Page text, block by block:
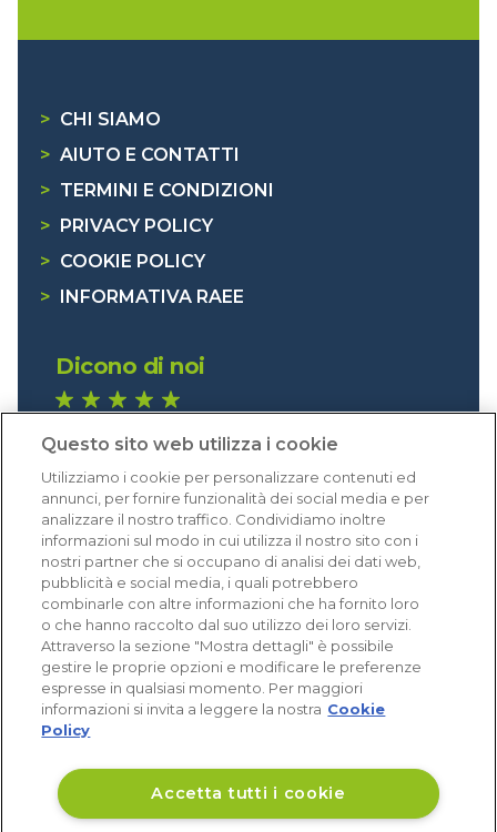
> CHI SIAMO
> AIUTO E CONTATTI
> TERMINI E CONDIZIONI
>
PRIVACY POLICY
> COOKIE POLICY
>
INFORMATIVA RAEE
Dicono di noi
Eccellente (4,8)
Acquisti verificati
Questo sito web utilizza i cookie
Utilizziamo i cookie per personalizzare contenuti ed
annunci, per fornire funzionalità dei social media e per
analizzare il nostro traffico. Condividiamo inoltre
informazioni sul modo in cui utilizza il nostro sito con i
nostri partner che si occupano di analisi dei dati web,
pubblicità e social media, i quali potrebbero
combinarle con altre informazioni che ha fornito loro
o che hanno raccolto dal suo utilizzo dei loro servizi.
Attraverso la sezione "Mostra dettagli" è possibile
gestire le proprie opzioni e modificare le preferenze
espresse in qualsiasi momento. Per maggiori
informazioni si invita a leggere la nostra Cookie
Policy
Accetta tutti i cookie